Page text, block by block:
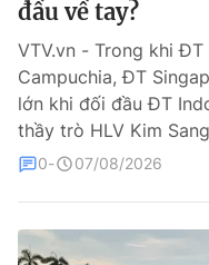
Bóng đá
Thể thao Điện tử
Các môn khác
VIDEO
đầu về tay?
VTV.vn - Trong khi
Campuchia, ĐT
lớn khi đối đầu ĐT
thầy trò HLV Kim
0 07/08/2026